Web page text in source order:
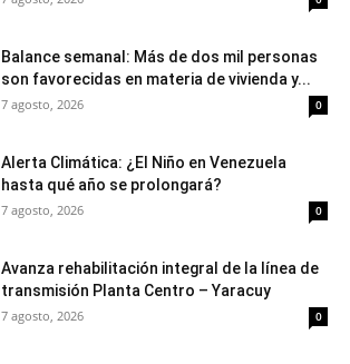
Balance semanal: Más de dos mil personas
son favorecidas en materia de vivienda y...
7 agosto, 2026 0
Alerta Climática: ¿El Niño en Venezuela
hasta qué año se prolongará?
7 agosto, 2026 0
Avanza rehabilitación integral de la línea de
transmisión Planta Centro – Yaracuy
7 agosto, 2026 0